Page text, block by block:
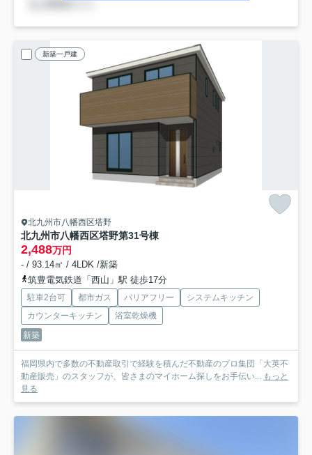
新築一戸建
北九州市八幡西区塔野
北九州市八幡西区塔野第31号棟
2,488万円
- / 93.14㎡ / 4LDK /新築
筑豊電気鉄道「西山」駅 徒歩17分
駐車2台可 都市ガス バリアフリー
システムキッチン
カウンターキッチン
浴室乾燥機
新築
福岡県内で多数の不動産取引で経験を積んだ不動産のプロ集団「大英不
動産販売」のスタッフが、皆さまのマイホーム探しをお手伝い... もっと
見る